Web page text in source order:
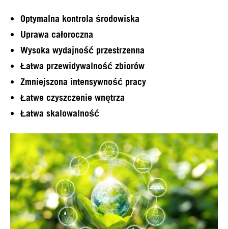
Optymalna kontrola środowiska
Uprawa całoroczna
Wysoka wydajność przestrzenna
Łatwa przewidywalność zbiorów
Zmniejszona intensywność pracy
Łatwe czyszczenie wnętrza
Łatwa skalowalność